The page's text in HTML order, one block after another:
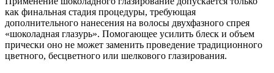
как финальная стадия процедуры, требующая
дополнительного нанесения на волосы двухфазного спрея
«шоколадная глазурь». Помогающее усилить блеск и объем
прически оно не может заменить проведение традиционного
цветного, бесцветного или шелкового глазирования.